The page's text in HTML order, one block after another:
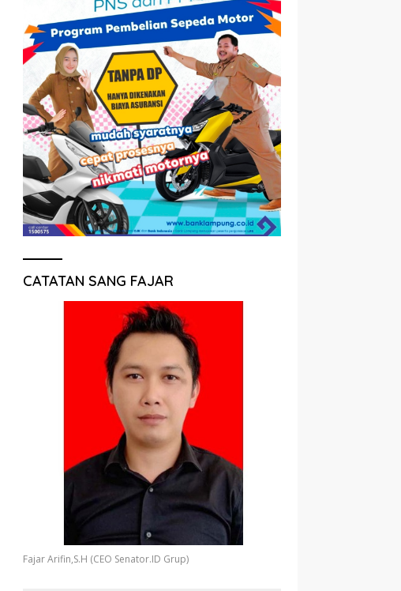
CATATAN SANG FAJAR
Fajar Arifin,S.H (CEO Senator.ID Grup)